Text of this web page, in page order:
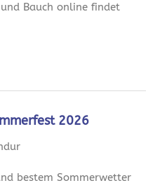
Bauch online findet
2026
bestem Sommerwetter